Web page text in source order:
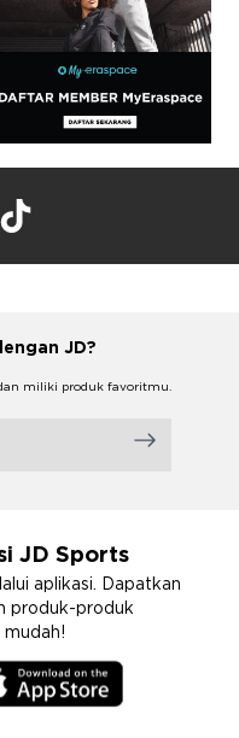
JD?
miliki produk favoritmu.
JD Sports
aplikasi. Dapatkan
produk-produk